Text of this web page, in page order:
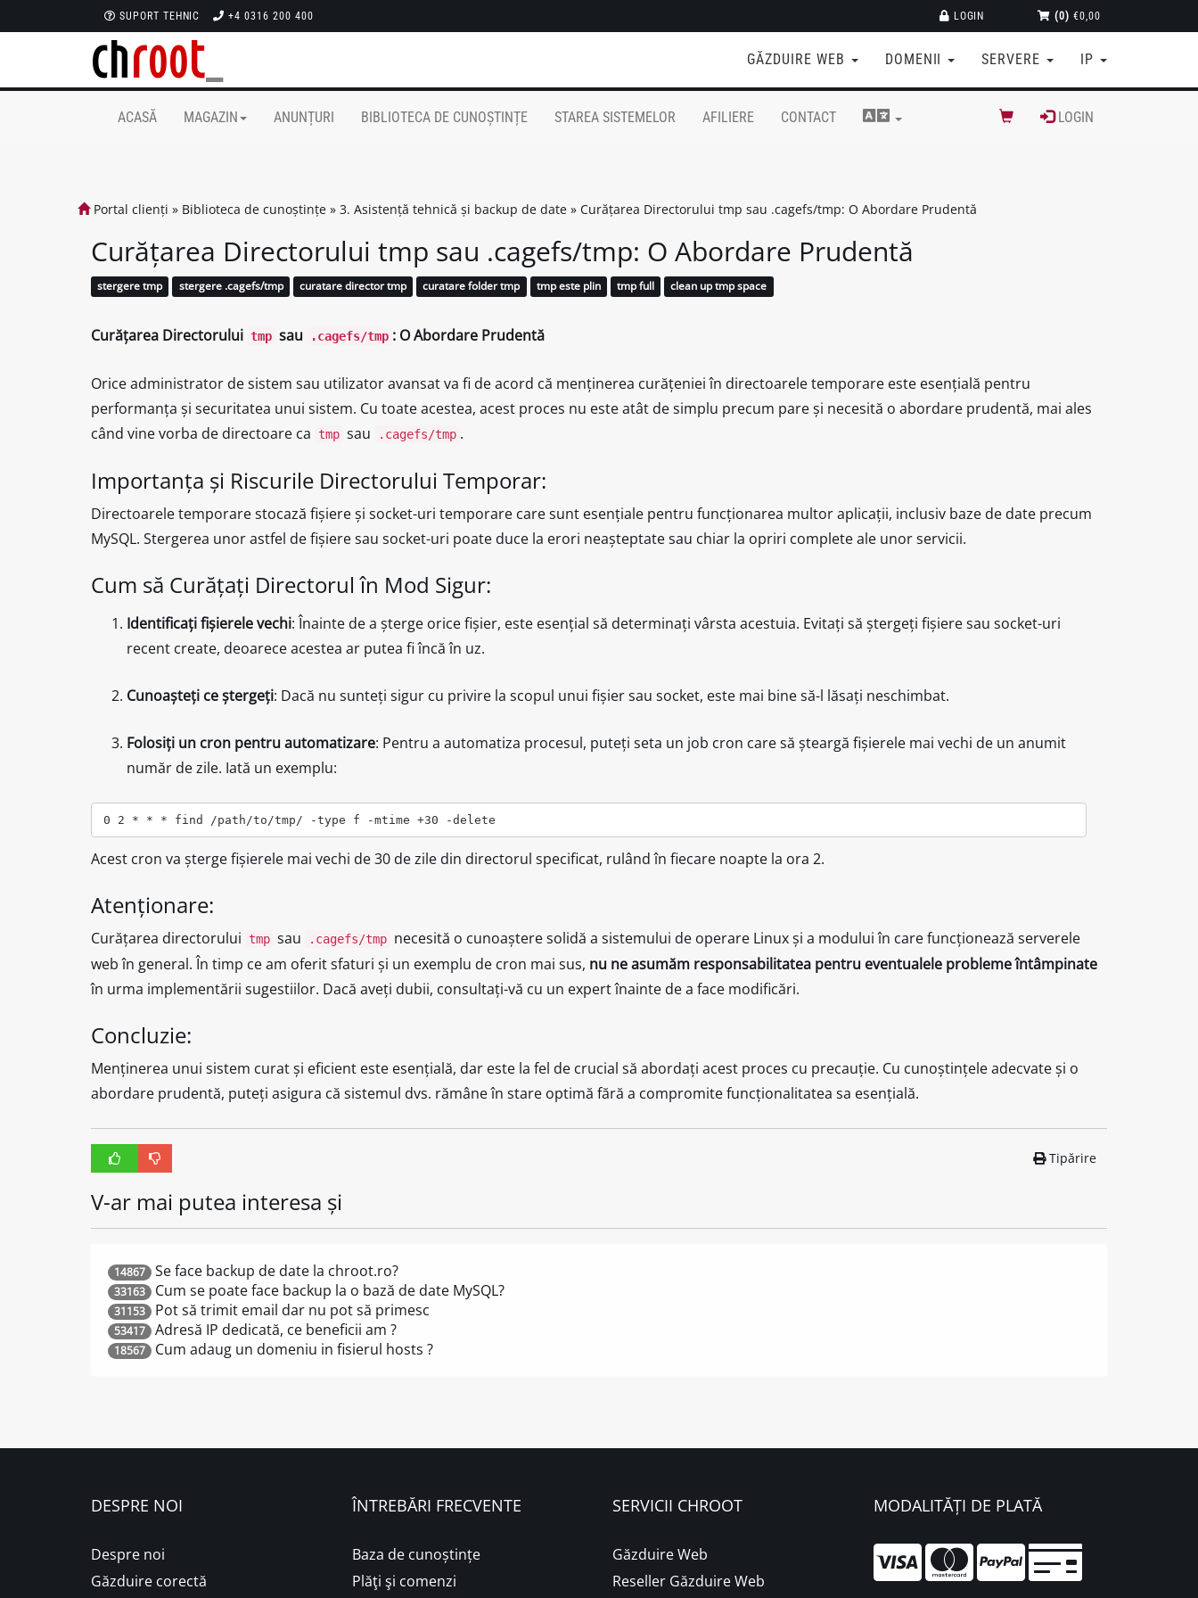
SUPORT TEHNIC +4 0316 200 400 (0) €0,00
LOGIN
GĂZDUIRE WEB DOMENII SERVERE IP
ACASĂ MAGAZIN ANUNȚURI BIBLIOTECA DE CUNOȘTINȚE STAREA SISTEMELOR AFILIERE CONTACT LOGIN
Portal clienți » Biblioteca de cunoștințe » 3. Asistență tehnică și backup de date » Curățarea Directorului tmp sau .cagefs/tmp: O Abordare Prudentă
Curățarea Directorului tmp sau .cagefs/tmp: O Abordare Prudentă
stergere tmp stergere .cagefs/tmp curatare director tmp curatare folder tmp tmp este plin tmp full clean up tmp space
Curățarea Directorului tmp sau .cagefs/tmp : O Abordare Prudentă
Orice administrator de sistem sau utilizator avansat va fi de acord că menținerea curățeniei în directoarele temporare este esențială pentru
performanța și securitatea unui sistem. Cu toate acestea, acest proces nu este atât de simplu precum pare și necesită o abordare prudentă, mai ales
când vine vorba de directoare ca
tmp sau .cagefs/tmp .
Importanța și Riscurile Directorului Temporar:
Directoarele temporare stocază fișiere și socket-uri temporare care sunt esențiale pentru funcționarea multor aplicații, inclusiv baze de date precum
MySQL. Stergerea unor astfel de fișiere sau socket-uri poate duce la erori neașteptate sau chiar la opriri complete ale unor servicii.
Cum să Curățați Directorul în Mod Sigur:
Identificați fișierele vechi: Înainte de a șterge orice fișier, este esențial să determinați vârsta acestuia. Evitați să ștergeți fișiere sau socket-uri
recent create, deoarece acestea ar putea fi încă în uz.
Cunoașteți ce ștergeți: Dacă nu sunteți sigur cu privire la scopul unui fișier sau socket, este mai bine să-l lăsați neschimbat.
Folosiți un cron pentru automatizare: Pentru a automatiza procesul, puteți seta un job cron care să șteargă fișierele mai vechi de un anumit
număr de zile. Iată un exemplu:
Acest cron va șterge fișierele mai vechi de 30 de zile din directorul specificat, rulând în fiecare noapte la ora 2.
Atenționare:
Curățarea directorului tmp sau .cagefs/tmp necesită o cunoaștere solidă a sistemului de operare Linux și a modului în care funcționează serverele
web în general. În timp ce am oferit sfaturi și un exemplu de cron mai sus, nu ne asumăm responsabilitatea pentru eventualele probleme întâmpinate
în urma implementării sugestiilor. Dacă aveți dubii, consultați-vă cu un expert înainte de a face modificări.
Concluzie:
Menținerea unui sistem curat și eficient este esențială, dar este la fel de crucial să abordați acest proces cu precauție. Cu cunoștințele adecvate și o
abordare prudentă, puteți asigura că sistemul dvs. rămâne în stare optimă fără a compromite funcționalitatea sa esențială.
Tipărire
V-ar mai putea interesa și
14867 Se face backup de date la chroot.ro?
33163 Cum se poate face backup la o bază de date MySQL?
31153 Pot să trimit email dar nu pot să primesc
53417 Adresă IP dedicată, ce beneficii am ?
18567 Cum adaug un domeniu in fisierul hosts ?
DESPRE NOI
Despre noi
Găzduire corectă
ÎNTREBĂRI FRECVENTE
Baza de cunoștințe
Plăţi şi comenzi
SERVICII CHROOT
Găzduire Web
Reseller Găzduire Web
MODALITĂȚI DE PLATĂ